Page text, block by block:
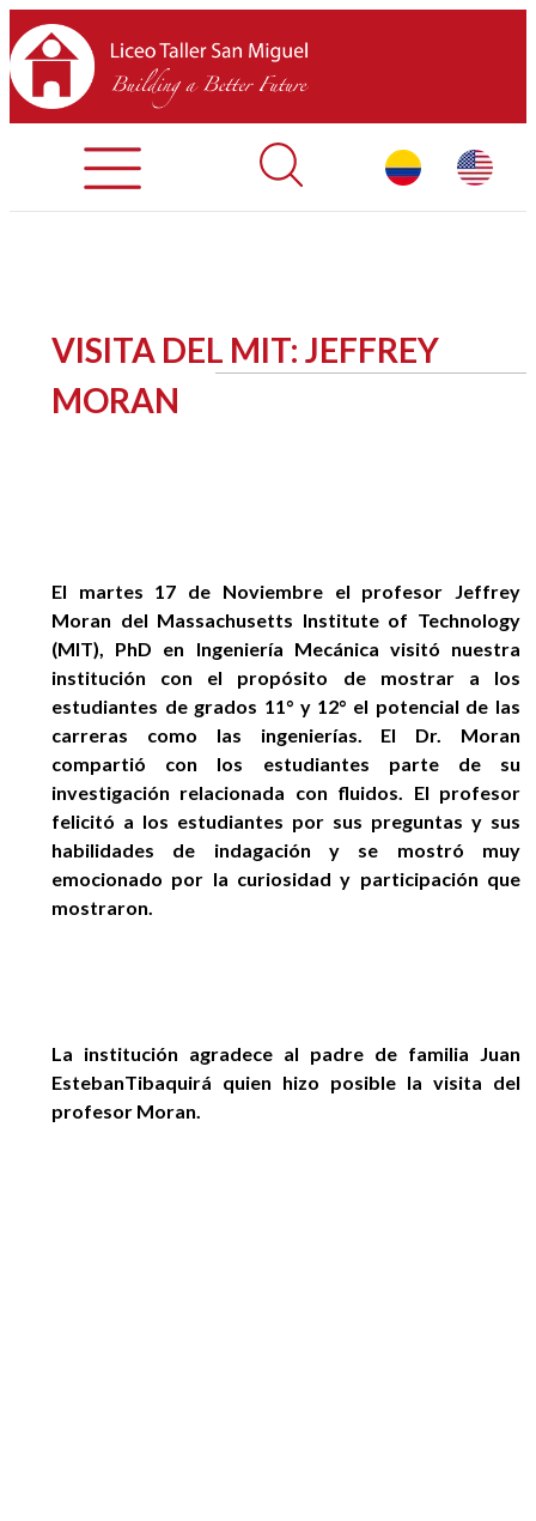
INICIO
VISITA DEL MIT: JEFFREY
MORAN
El martes 17 de Noviembre el profesor Jeffrey
Moran del Massachusetts Institute of Technology
(MIT), PhD en Ingeniería Mecánica visitó nuestra
institución con el propósito de mostrar a los
estudiantes de grados 11° y 12° el potencial de las
carreras como las ingenierías. El Dr. Moran
compartió con los estudiantes parte de su
investigación relacionada con fluidos. El profesor
felicitó a los estudiantes por sus preguntas y sus
habilidades de indagación y se mostró muy
emocionado por la curiosidad y participación que
mostraron.
La institución agradece al padre de familia Juan
EstebanTibaquirá quien hizo posible la visita del
profesor Moran.